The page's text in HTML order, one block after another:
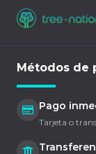
Métodos de
Pago
Tarjeta o